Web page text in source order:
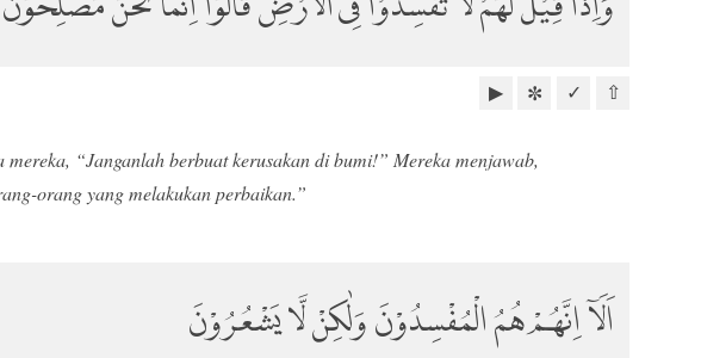
⇧
✓
✼
▶
“Janganlah berbuat kerusakan di bumi!” Mereka menjawab,
orang yang melakukan perbaikan.”
اَلَآ اِنَّهُمْ هُمُ الْمُفْسِدُوْنَ وَلٰكِنْ لَّا يَشْعُرُوْنَ